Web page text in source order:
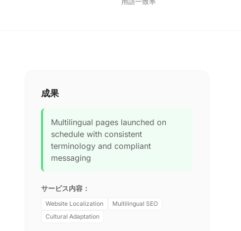
成果
Multilingual pages launched on
schedule with consistent
terminology and compliant
messaging
サービス内容：
Website Localization
Multilingual SEO
Cultural Adaptation